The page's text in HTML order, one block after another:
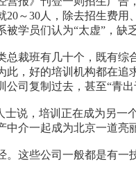
～30人，除去招生费
学员们认为“太虚”，缺
班有几十个，既有综
，好的培训机构都在
司复制过去，甚至“青
，培训正在成为另一
介一起成为北京一道
些公司一般都是有一